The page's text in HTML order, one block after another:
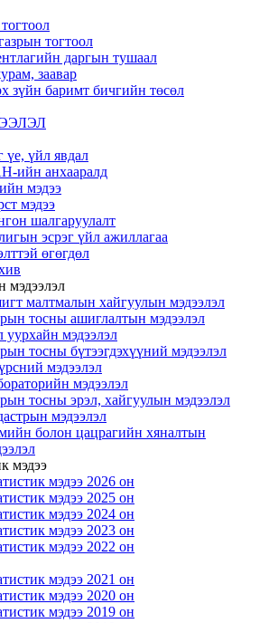
тогтоол
даргын тушаал
заавар
зүйн баримт бичгийн төсөл
үе, үйл явдал
ийн анхааралд
мэдээ
мэдээ
шалгаруулалт
эсрэг үйл ажиллагаа
өгөгдөл
мэдээлэл
малтмалын хайгуулын мэдээлэл
тосны ашиглалтын мэдээлэл
уурхайн мэдээлэл
тосны бүтээгдэхүүний мэдээлэл
мэдээлэл
мэдээлэл
тосны эрэл, хайгуулын мэдээлэл
мэдээлэл
болон цацрагийн хяналтын
мэдээ
мэдээ 2026 он
мэдээ 2025 он
мэдээ 2024 он
мэдээ 2023 он
мэдээ 2022 он
мэдээ 2021 он
мэдээ 2020 он
мэдээ 2019 он